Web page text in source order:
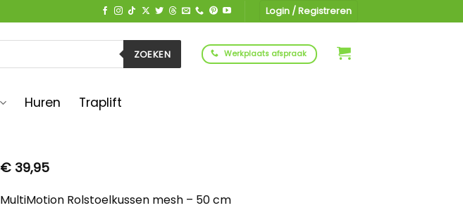
Login / Registreren
ZOEKEN Werkplaats afspraak
Huren Traplift
€ 39,95
MultiMotion Rolstoelkussen mesh – 50 cm